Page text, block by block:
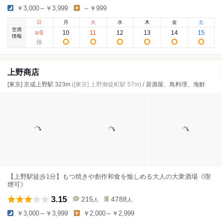
￥3,000～￥3,999 ～￥999
空席
情報
日
8/9
月
10
火
11
水
12
木
13
金
14
土
15
上野商店
[東京] 京成上野駅 323m ([東京] 上野御徒町駅 57m) / 居酒屋、鳥料理、海鮮
【上野駅徒歩1分】もつ焼きや創作和食を愉しめる大人の大衆酒場《喫
煙可》
3.15 215 人 4788 人
￥3,000～￥3,999 ￥2,000～￥2,999